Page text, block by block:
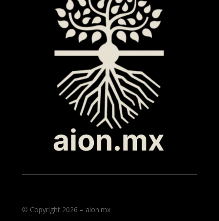
© Copyright 2026 – aion.mx